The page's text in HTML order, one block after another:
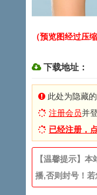
（预览图经过压
下载地址：
此处为隐藏的
注册会员并
已经注册，
【温馨提示】
播,否则封号！若